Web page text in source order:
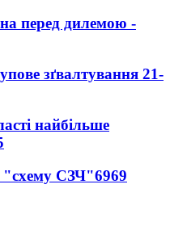
перед дилемою -
зґвалтування 21-
найбільше
"схему СЗЧ"6969